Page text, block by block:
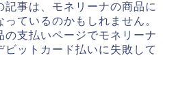
記事は、モネリーナの商品に
ているのかもしれません。
の支払いページでモネリーナ
ットカード払いに失敗して